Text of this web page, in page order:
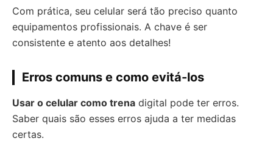
Com prática, seu celular será tão preciso quanto
equipamentos profissionais. A chave é ser
consistente e atento aos detalhes!
Erros comuns e como evitá-los
Usar o celular como trena digital pode ter erros.
Saber quais são esses erros ajuda a ter medidas
certas.